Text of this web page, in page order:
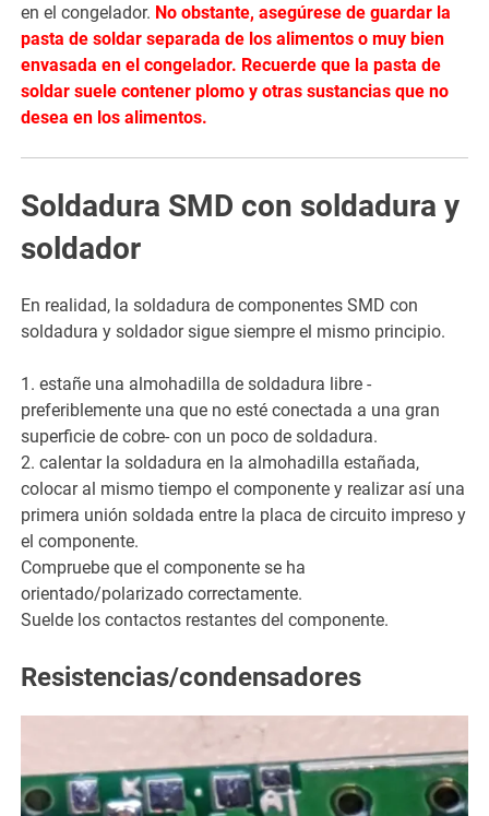
en el congelador. No obstante, asegúrese de guardar la
pasta de soldar separada de los alimentos o muy bien
envasada en el congelador. Recuerde que la pasta de
soldar suele contener plomo y otras sustancias que no
desea en los alimentos.
Soldadura SMD con soldadura y
soldador
En realidad, la soldadura de componentes SMD con
soldadura y soldador sigue siempre el mismo principio.
1. estañe una almohadilla de soldadura libre -
preferiblemente una que no esté conectada a una gran
superficie de cobre- con un poco de soldadura.
2. calentar la soldadura en la almohadilla estañada,
colocar al mismo tiempo el componente y realizar así una
primera unión soldada entre la placa de circuito impreso y
el componente.
Compruebe que el componente se ha
orientado/polarizado correctamente.
Suelde los contactos restantes del componente.
Resistencias/condensadores